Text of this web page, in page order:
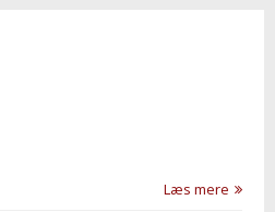
Læs mere